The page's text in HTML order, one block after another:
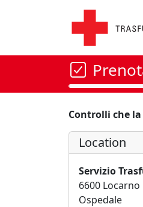
Controlli che
Location
Servizio
6600 Locarno
Ospedale